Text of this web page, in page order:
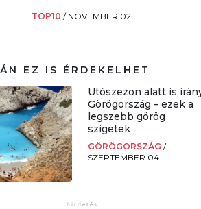
TOP10/ NOVEMBER 02.
EZ IS ÉRDEKELHET
Utószezon alatt is
Görögország – ezek a
legszebb görög
szigetek
GÖRÖGORSZÁG/
SZEPTEMBER 04.